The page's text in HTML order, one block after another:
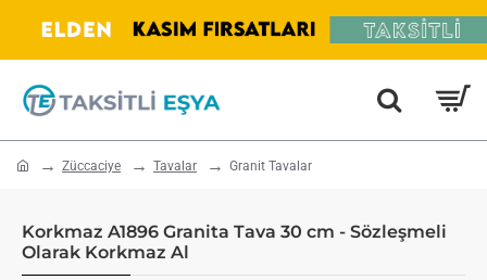
home Züccaciye Tavalar Granit Tavalar
Korkmaz A1896 Granita Tava 30 cm - Sözleşmeli
Olarak Korkmaz Al